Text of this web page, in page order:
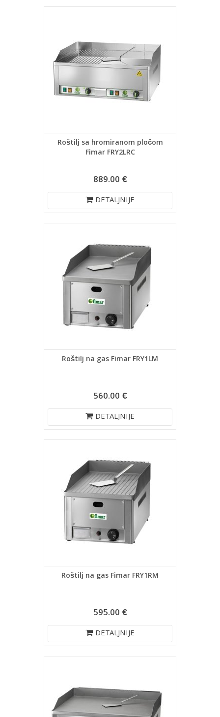
Roštilj sa hromiranom pločom
Fimar FRY2LRC
889.00 €
DETALJNIJE
Roštilj na gas Fimar FRY1LM
560.00 €
DETALJNIJE
Roštilj na gas Fimar FRY1RM
595.00 €
DETALJNIJE